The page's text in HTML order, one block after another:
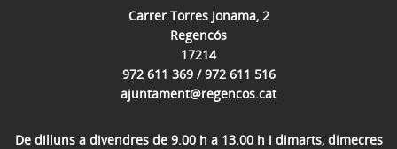
Carrer Torres Jonama, 2
Regencós
17214
972 611 369 / 972 611 516
ajuntament@regencos.cat
De dilluns a divendres de 9.00 h a 13.00 h i dimarts, dimecres